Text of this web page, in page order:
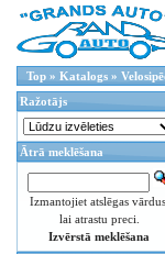
Top » Katalogs »
Ražotājs
Ātrā meklēšana
Izmantojiet atslēgas vārdus,
lai atrastu preci.
Izvērstā meklēšana